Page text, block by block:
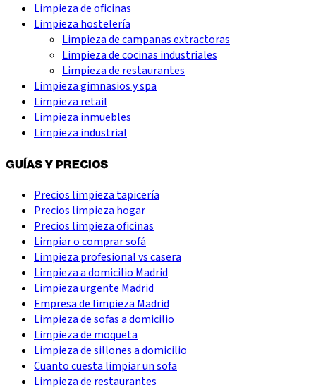
Limpieza de oficinas
Limpieza hostelería
Limpieza de campanas extractoras
Limpieza de cocinas industriales
Limpieza de restaurantes
Limpieza gimnasios y spa
Limpieza retail
Limpieza inmuebles
Limpieza industrial
GUÍAS Y PRECIOS
Precios limpieza tapicería
Precios limpieza hogar
Precios limpieza oficinas
Limpiar o comprar sofá
Limpieza profesional vs casera
Limpieza a domicilio Madrid
Limpieza urgente Madrid
Empresa de limpieza Madrid
Limpieza de sofas a domicilio
Limpieza de moqueta
Limpieza de sillones a domicilio
Cuanto cuesta limpiar un sofa
Limpieza de restaurantes